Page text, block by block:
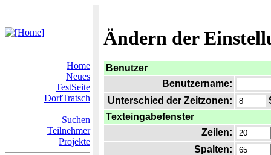
Ändern der
Home
Neues
TestSeite
DorfTratsch
Suchen
Teilnehmer
Projekte
Benutzer
Benutzername:
Unterschied der Zeitzonen:
Texteingabefenster
Zeilen:
Spalten: